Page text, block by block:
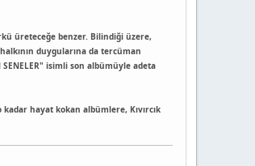
üreteceğe benzer. Bilindiği üzere,
duygularına da tercüman
isimli son albümüyle adeta
hayat kokan albümlere, Kıvırcık